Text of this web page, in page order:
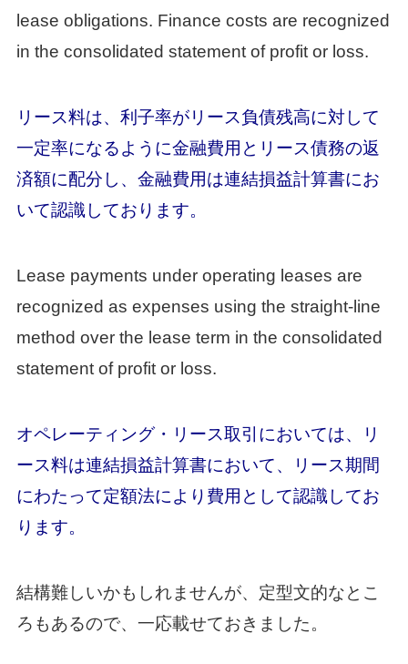
lease obligations. Finance costs are recognized
in the consolidated statement of profit or loss.
リース料は、利子率がリース負債残高に対して
一定率になるように金融費用とリース債務の返
済額に配分し、金融費用は連結損益計算書にお
いて認識しております。
Lease payments under operating leases are
recognized as expenses using the straight-line
method over the lease term in the consolidated
statement of profit or loss.
オペレーティング・リース取引においては、リ
ース料は連結損益計算書において、リース期間
にわたって定額法により費用として認識してお
ります。
結構難しいかもしれませんが、定型文的なとこ
ろもあるので、一応載せておきました。